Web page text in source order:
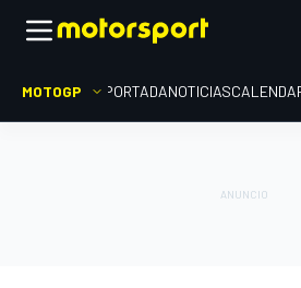
MOTOGP PORTADANOTICIAS